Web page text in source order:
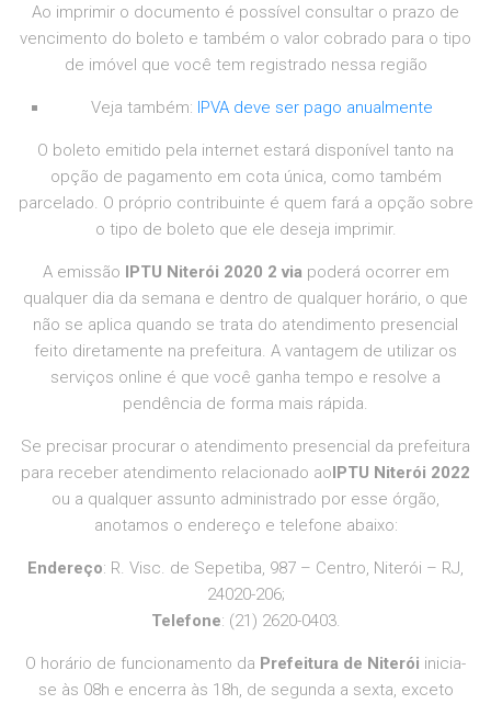
Ao imprimir o documento é possível consultar o prazo de
vencimento do boleto e também o valor cobrado para o tipo
de imóvel que você tem registrado nessa região
Veja também: IPVA deve ser pago anualmente
O boleto emitido pela internet estará disponível tanto na
opção de pagamento em cota única, como também
parcelado. O próprio contribuinte é quem fará a opção sobre
o tipo de boleto que ele deseja imprimir.
A emissão IPTU Niterói 2020 2 viapoderá ocorrer em
qualquer dia da semana e dentro de qualquer horário, o que
não se aplica quando se trata do atendimento presencial
feito diretamente na prefeitura. A vantagem de utilizar os
serviços online é que você ganha tempo e resolve a
pendência de forma mais rápida.
Se precisar procurar o atendimento presencial da prefeitura
para receber atendimento relacionado aoIPTU Niterói 2022
ou a qualquer assunto administrado por esse órgão,
anotamos o endereço e telefone abaixo:
Endereço: R. Visc. de Sepetiba, 987 – Centro, Niterói – RJ,
24020-206;
Telefone: (21) 2620-0403.
O horário de funcionamento da Prefeitura de Niterói inicia-
se às 08h e encerra às 18h, de segunda a sexta, exceto